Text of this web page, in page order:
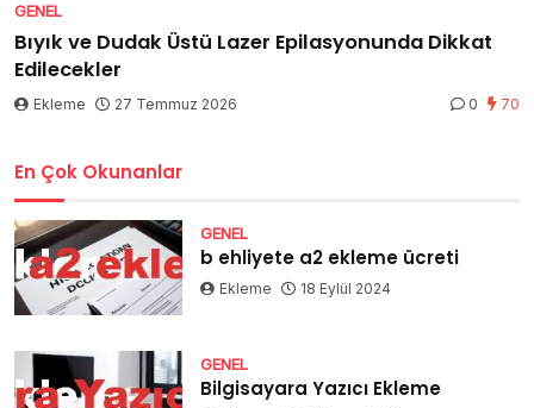
GENEL
Bıyık ve Dudak Üstü Lazer Epilasyonunda Dikkat
Edilecekler
Ekleme 27 Temmuz 2026 0 70
En Çok Okunanlar
GENEL
b ehliyete a2 ekleme ücreti
Ekleme 18 Eylül 2024
GENEL
Bilgisayara Yazıcı Ekleme